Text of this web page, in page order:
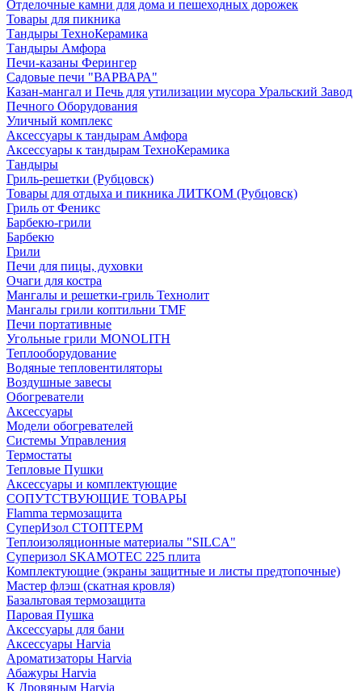
Отделочные камни для дома и пешеходных дорожек
Товары для пикника
Тандыры ТехноКерамика
Тандыры Амфора
Печи-казаны Ферингер
Садовые печи "ВАРВАРА"
Казан-мангал и Печь для утилизации мусора Уральский Завод
Печного Оборудования
Уличный комплекс
Аксессуары к тандырам Амфора
Аксессуары к тандырам ТехноКерамика
Тандыры
Гриль-решетки (Рубцовск)
Товары для отдыха и пикника ЛИТКОМ (Рубцовск)
Гриль от Феникс
Барбекю-грили
Барбекю
Грили
Печи для пицы, духовки
Очаги для костра
Мангалы и решетки-гриль Технолит
Мангалы грили коптильни TMF
Печи портативные
Угольные грили MONOLITH
Теплооборудование
Водяные тепловентиляторы
Воздушные завесы
Обогреватели
Аксессуары
Модели обогревателей
Системы Управления
Термостаты
Тепловые Пушки
Аксессуары и комплектующие
СОПУТСТВУЮЩИЕ ТОВАРЫ
Flamma термозащита
СуперИзол СТОПТЕРМ
Теплоизоляционные материалы "SILCA"
Суперизол SKAMOTEC 225 плита
Комплектующие (экраны защитные и листы предтопочные)
Мастер флэш (скатная кровля)
Базальтовая термозащита
Паровая Пушка
Аксессуары для бани
Аксессуары Harvia
Ароматизаторы Harvia
Абажуры Harvia
К Дровяным Harvia